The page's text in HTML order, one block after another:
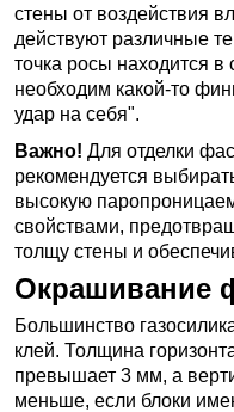
стены от воздействия
действуют различные
точка росы находится
необходим какой-то
удар на себя".
Важно! Для отделки
рекомендуется
высокую
свойствами,
толщу стены и
Окрашивание
Большинство
клей. Толщина
превышает 3 мм, а
меньше, если блоки